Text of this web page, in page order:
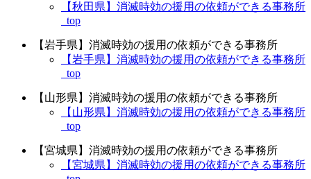
【秋田県】消滅時効の援用の依頼ができる事務所
_top
【岩手県】消滅時効の援用の依頼ができる事務所
【岩手県】消滅時効の援用の依頼ができる事務所
_top
【山形県】消滅時効の援用の依頼ができる事務所
【山形県】消滅時効の援用の依頼ができる事務所
_top
【宮城県】消滅時効の援用の依頼ができる事務所
【宮城県】消滅時効の援用の依頼ができる事務所